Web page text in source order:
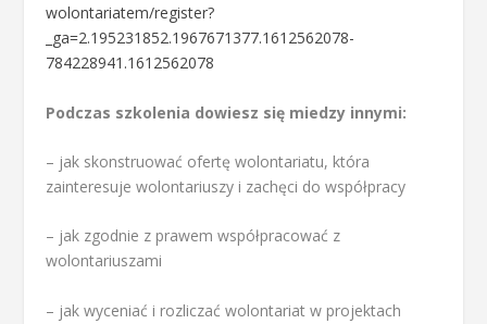
wolontariatem/register?
_ga=2.195231852.1967671377.1612562078-
784228941.1612562078
Podczas szkolenia dowiesz się miedzy innymi:
– jak skonstruować ofertę wolontariatu, która
zainteresuje wolontariuszy i zachęci do współpracy
– jak zgodnie z prawem współpracować z
wolontariuszami
– jak wyceniać i rozliczać wolontariat w projektach